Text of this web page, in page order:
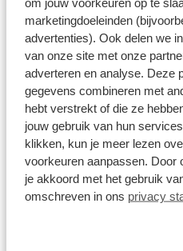
marketingdoeleinden
advertenties). Ook delen we
van onze site met onze
adverteren en analyse. Deze
gegevens combineren met
hebt verstrekt of die ze
jouw gebruik van hun
klikken, kun je meer lezen
voorkeuren aanpassen. Door
je akkoord met het gebruik
omschreven in ons privacy
€ 13.999,00
Op voorraad
1 /
Scott Foil RC Pro
Carbon 2x12 versnellingen
€ 10.999,00